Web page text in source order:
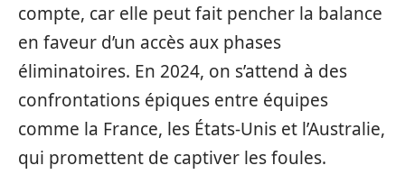
compte, car elle peut fait pencher la balance
en faveur d’un accès aux phases
éliminatoires. En 2024, on s’attend à des
confrontations épiques entre équipes
comme la France, les États-Unis et l’Australie,
qui promettent de captiver les foules.